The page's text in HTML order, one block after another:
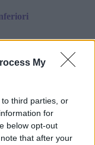
My
third parties, or
for
below opt-out
that after your
di armi
dopo